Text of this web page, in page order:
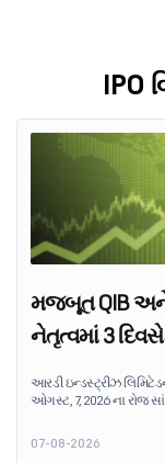
IPO
મજબૂત QIB અને
નેતૃત્વમાં 3
ઇન્ડસ્ટ્રીઝનો
સબ્સ્ક્રાઇબ
આરડી ઇન્ડસ્ટ્રીઝ
ઓગસ્ટ, 7, 2026 ના રોજ
સબસ્ક્રિપ્શન માટે ઉપલબ્ધ
7,80,88,05,383 શેર માટે
07-08-2026